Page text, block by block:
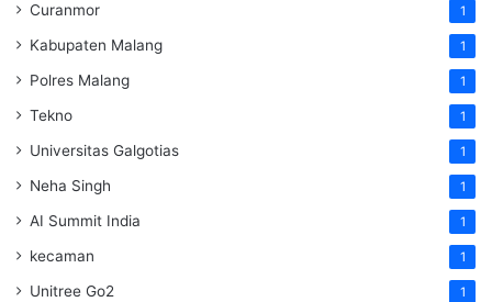
Curanmor 1
Kabupaten Malang 1
Polres Malang 1
Tekno 1
Universitas Galgotias 1
Neha Singh 1
AI Summit India 1
kecaman 1
Unitree Go2 1